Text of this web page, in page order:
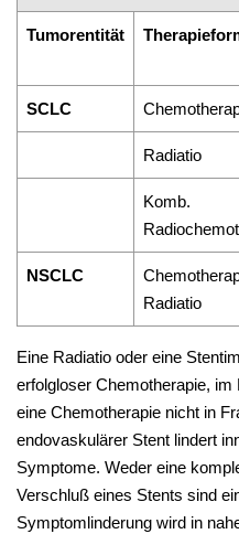
Tumorentität
SCLC
Radiatio
Komb.
NSCLC
Radiatio
Eine Radiatio oder eine
erfolgloser Chemotherapie,
eine Chemotherapie nicht in
endovaskulärer Stent lindert
Symptome. Weder eine
Verschluß eines Stents sind
Symptomlinderung wird in